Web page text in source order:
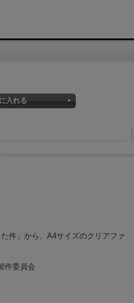
件」から、A4サイズのクリアファ
作委員会